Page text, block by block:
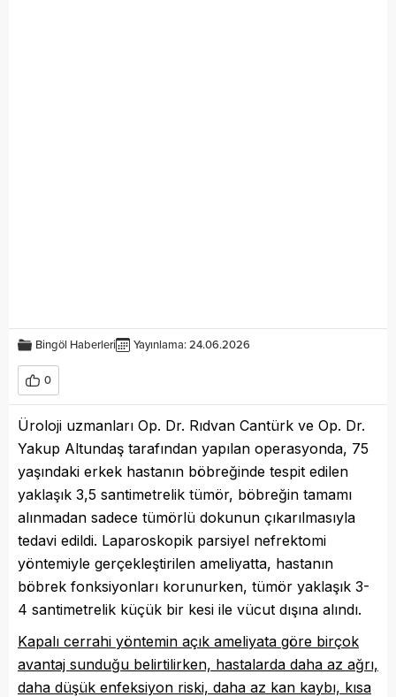
Bingöl Haberleri Yayınlama: 24.06.2026
0
Üroloji uzmanları Op. Dr. Rıdvan Cantürk ve Op. Dr.
Yakup Altundaş tarafından yapılan operasyonda, 75
yaşındaki erkek hastanın böbreğinde tespit edilen
yaklaşık 3,5 santimetrelik tümör, böbreğin tamamı
alınmadan sadece tümörlü dokunun çıkarılmasıyla
tedavi edildi. Laparoskopik parsiyel nefrektomi
yöntemiyle gerçekleştirilen ameliyatta, hastanın
böbrek fonksiyonları korunurken, tümör yaklaşık 3-
4 santimetrelik küçük bir kesi ile vücut dışına alındı.
Kapalı cerrahi yöntemin açık ameliyata göre birçok
avantaj sunduğu belirtilirken, hastalarda daha az ağrı,
daha düşük enfeksiyon riski, daha az kan kaybı, kısa